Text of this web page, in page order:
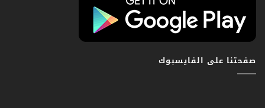
صفحتنا على الفايسبوك